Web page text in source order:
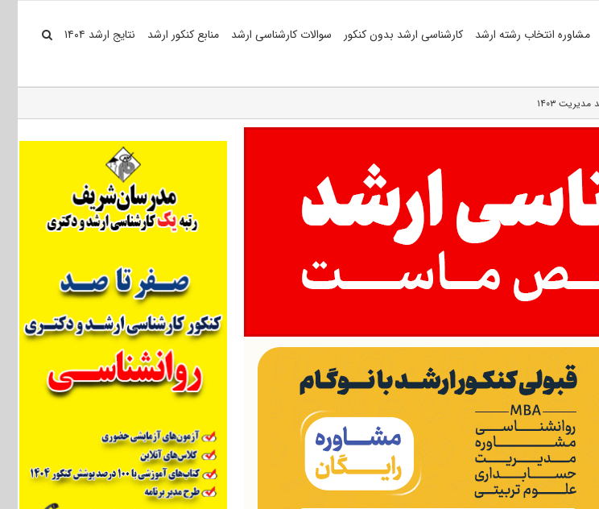
مشاوره انتخاب رشته ارشد کارشناسی ارشد بدون کنکور سوالات کارشناسی ارشد منابع کنکور ارشد نتایج ارشد ۱۴۰۴
۱۴۰۳